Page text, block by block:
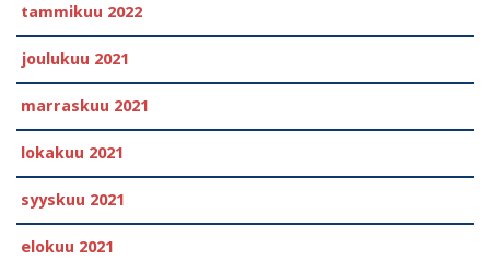
tammikuu 2022
joulukuu 2021
marraskuu 2021
lokakuu 2021
syyskuu 2021
elokuu 2021